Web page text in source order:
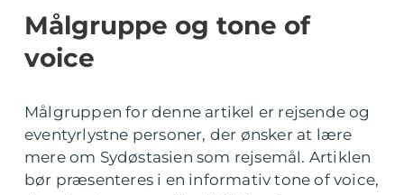
Målgruppe og tone of
voice
Målgruppen for denne artikel er rejsende og
eventyrlystne personer, der ønsker at lære
mere om Sydøstasien som rejsemål. Artiklen
bør præsenteres i en informativ tone of voice,